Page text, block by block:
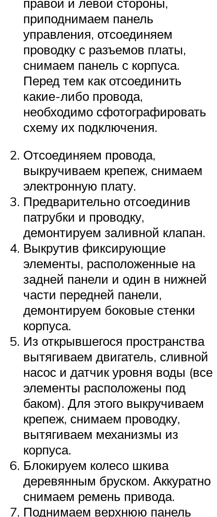
приподнимаем панель
управления, отсоединяем
проводку с разъемов платы,
снимаем панель с корпуса.
Перед тем как отсоединить
какие-либо провода,
необходимо сфотографировать
схему их подключения.
Отсоединяем провода,
выкручиваем крепеж, снимаем
электронную плату.
Предварительно отсоединив
патрубки и проводку,
демонтируем заливной клапан.
Выкрутив фиксирующие
элементы, расположенные на
задней панели и один в нижней
части передней панели,
демонтируем боковые стенки
корпуса.
Из открывшегося пространства
вытягиваем двигатель, сливной
насос и датчик уровня воды (все
элементы расположены под
баком). Для этого выкручиваем
крепеж, снимаем проводку,
вытягиваем механизмы из
корпуса.
Блокируем колесо шкива
деревянным бруском. Аккуратно
снимаем ремень привода.
Поднимаем верхнюю панель